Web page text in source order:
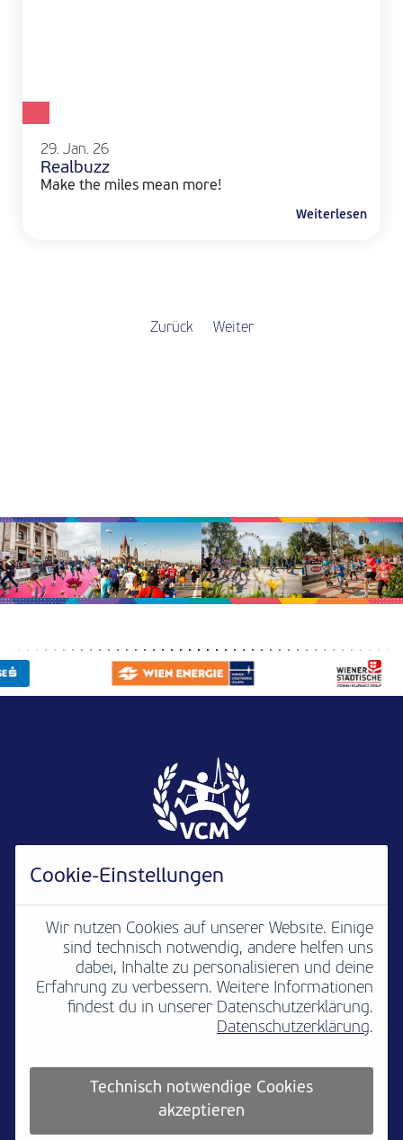
29. Jan. 26
Realbuzz
Make the miles mean more!
Weiterlesen
Zurück Weiter
Newsletter Media Kontakt
Jobs Impressum
Teilnahmebedingungen Platzordnung
Cookie-Einstellungen
Wir nutzen Cookies auf unserer Website. Einige
sind technisch notwendig, andere helfen uns
dabei, Inhalte zu personalisieren und deine
Erfahrung zu verbessern. Weitere Informationen
findest du in unserer Datenschutzerklärung.
Datenschutzerklärung.
Technisch notwendige Cookies
akzeptieren